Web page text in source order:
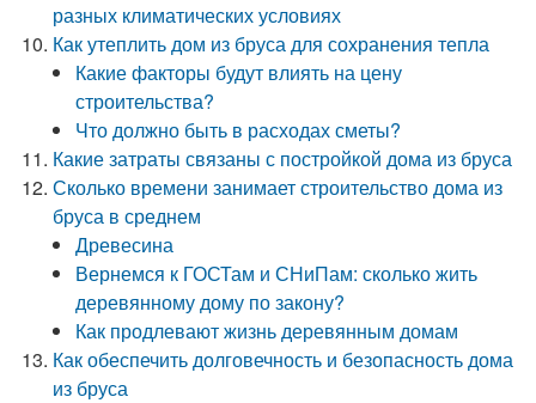
разных климатических условиях
Как утеплить дом из бруса для сохранения тепла
Какие факторы будут влиять на цену
строительства?
Что должно быть в расходах сметы?
Какие затраты связаны с постройкой дома из бруса
Сколько времени занимает строительство дома из
бруса в среднем
Древесина
Вернемся к ГОСТам и СНиПам: сколько жить
деревянному дому по закону?
Как продлевают жизнь деревянным домам
Как обеспечить долговечность и безопасность дома
из бруса